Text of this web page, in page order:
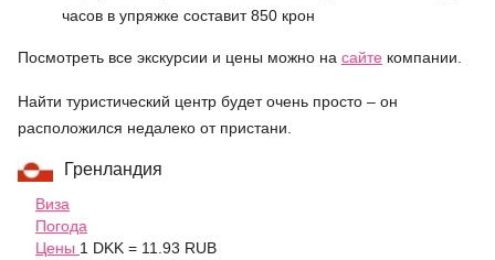
часов в упряжке составит 850 крон
Посмотреть все экскурсии и цены можно на сайте компании.
Найти туристический центр будет очень просто – он
расположился недалеко от пристани.
Гренландия
Виза
Погода
Цены 1 DKK = 11.93 RUB